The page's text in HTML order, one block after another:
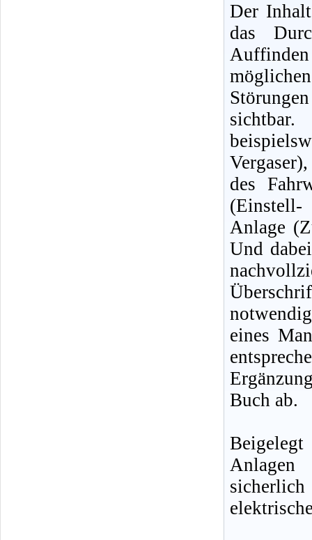
Der
das
sichtbar.
des
(Einstell-
Anlage
Und
eines
Buch ab.
Anlagen